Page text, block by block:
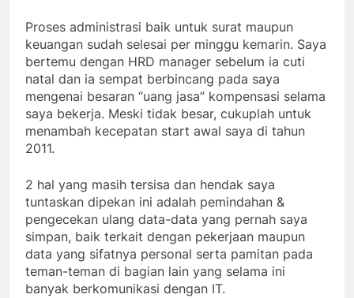
Proses administrasi baik untuk surat maupun
keuangan sudah selesai per minggu kemarin. Saya
bertemu dengan HRD manager sebelum ia cuti
natal dan ia sempat berbincang pada saya
mengenai besaran “uang jasa” kompensasi selama
saya bekerja. Meski tidak besar, cukuplah untuk
menambah kecepatan start awal saya di tahun
2011.
2 hal yang masih tersisa dan hendak saya
tuntaskan dipekan ini adalah pemindahan &
pengecekan ulang data-data yang pernah saya
simpan, baik terkait dengan pekerjaan maupun
data yang sifatnya personal serta pamitan pada
teman-teman di bagian lain yang selama ini
banyak berkomunikasi dengan IT.